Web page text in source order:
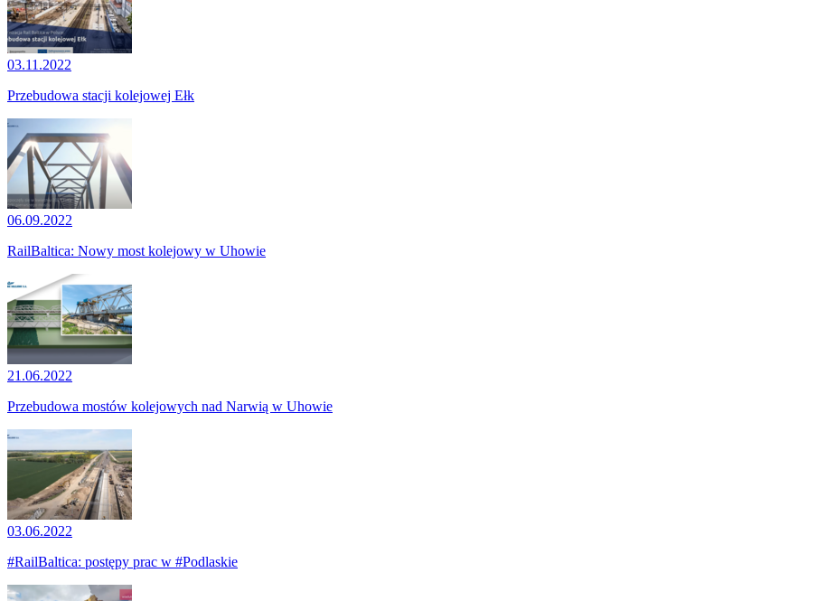
03.11.2022
Przebudowa stacji kolejowej Ełk
06.09.2022
RailBaltica: Nowy most kolejowy w Uhowie
21.06.2022
Przebudowa mostów kolejowych nad Narwią w Uhowie
03.06.2022
#RailBaltica: postępy prac w #Podlaskie